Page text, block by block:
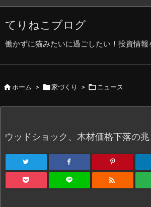
てりねこブログ
働かずに猫みたいに過ごしたい！投資情報
ホーム > 家づくり >  ニュース
ウッドショック、木材価格下落の兆
